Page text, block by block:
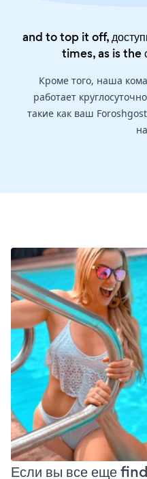
and to top it off,
times, as is the
Кроме того, наша
работает
такие как ваш
Если вы все еще